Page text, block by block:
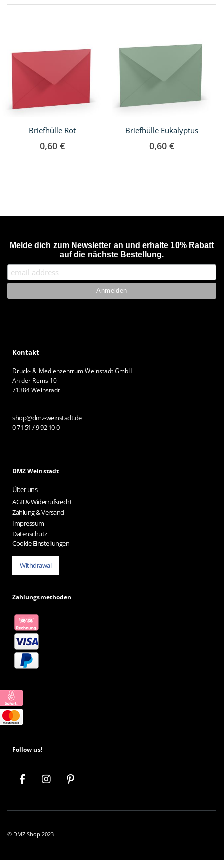
Briefhülle Rot
0,60 €
Briefhülle Eukalyptus
0,60 €
Melde dich zum Newsletter an und erhalte 10% Rabatt
auf die nächste Bestellung.
Kontakt
Druck- & Medienzentrum Weinstadt GmbH
An der Rems 10
71384 Weinstadt
shop@dmz-weinstadt.de
0 71 51 / 9 92 10-0
DMZ Weinstadt
Über uns
AGB & Widerrufsrecht
Zahlung & Versand
Impressum
Datenschutz
Cookie Einstellungen
Withdrawal
Zahlungsmethoden
Follow us!
© DMZ Shop 2023